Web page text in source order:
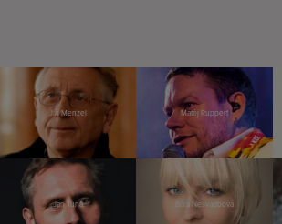
Jiří Menzel Matěj Ruppert
Jan Tuna Bára Nesvadbová